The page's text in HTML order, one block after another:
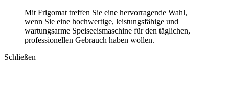
Mit Frigomat treffen Sie eine hervorragende Wahl,
wenn Sie eine hochwertige, leistungsfähige und
wartungsarme Speiseeismaschine für den täglichen,
professionellen Gebrauch haben wollen.
Schließen